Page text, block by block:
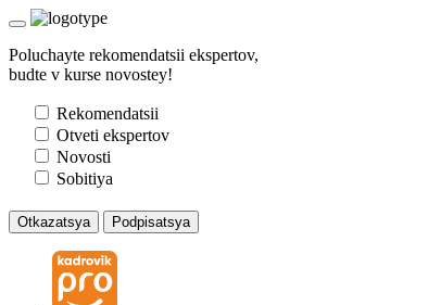
Poluchayte rekomendatsii ekspertov,
budte v kurse novostey!
Rekomendatsii
Otveti ekspertov
Novosti
Sobitiya
Otkazatsya Podpisatsya